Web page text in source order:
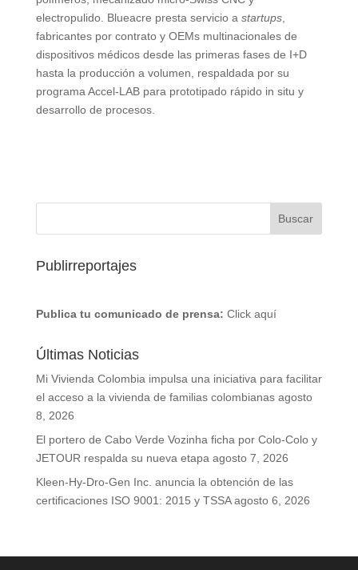
electropulido. Blueacre presta servicio a startups,
fabricantes por contrato y OEMs multinacionales de
dispositivos médicos desde las primeras fases de I+D
hasta la producción a volumen, respaldada por su
programa Accel-LAB para prototipado rápido in situ y
desarrollo de procesos.
Publirreportajes
Publica tu comunicado de prensa: Click aquí
Últimas Noticias
Mi Vivienda Colombia impulsa una iniciativa para facilitar
el acceso a la vivienda de familias colombianas agosto
8, 2026
El portero de Cabo Verde Vozinha ficha por Colo-Colo y
JETOUR respalda su nueva etapa agosto 7, 2026
Kleen-Hy-Dro-Gen Inc. anuncia la obtención de las
certificaciones ISO 9001: 2015 y TSSA agosto 6, 2026